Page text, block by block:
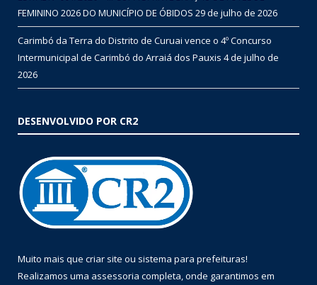
FEMININO 2026 DO MUNICÍPIO DE ÓBIDOS 29 de julho de 2026
Carimbó da Terra do Distrito de Curuai vence o 4º Concurso
Intermunicipal de Carimbó do Arraiá dos Pauxis 4 de julho de
2026
DESENVOLVIDO POR CR2
Muito mais que criar site ou sistema para prefeituras!
Realizamos uma assessoria completa, onde garantimos em